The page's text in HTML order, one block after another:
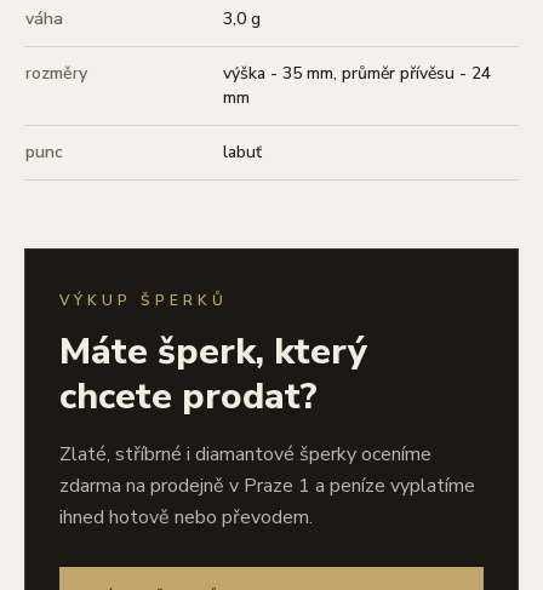
váha 3,0 g
rozměry
výška - 35 mm, průměr přívěsu - 24
mm
punc labuť
VÝKUP ŠPERKŮ
Máte šperk, který
chcete prodat?
Zlaté, stříbrné i diamantové šperky oceníme
zdarma na prodejně v Praze 1 a peníze vyplatíme
ihned hotově nebo převodem.